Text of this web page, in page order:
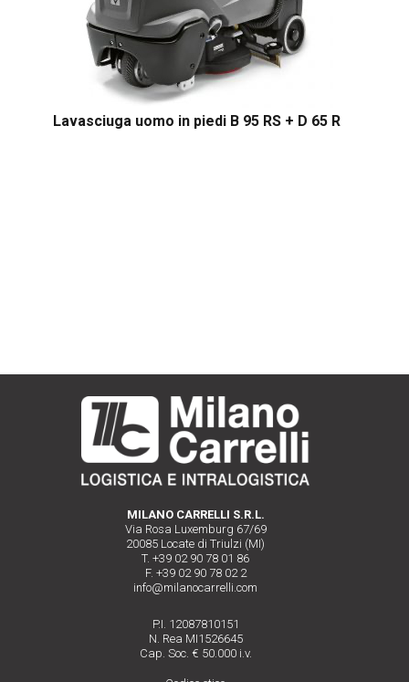
Lavasciuga uomo in piedi B 95 RS + D 65 R
MILANO CARRELLI S.R.L.
Via Rosa Luxemburg 67/69
20085 Locate di Triulzi (MI)
T. +39 02 90 78 01 86
F. +39 02 90 78 02 2
info@milanocarrelli.com
P.I. 12087810151
N. Rea MI1526645
Cap. Soc. € 50.000 i.v.